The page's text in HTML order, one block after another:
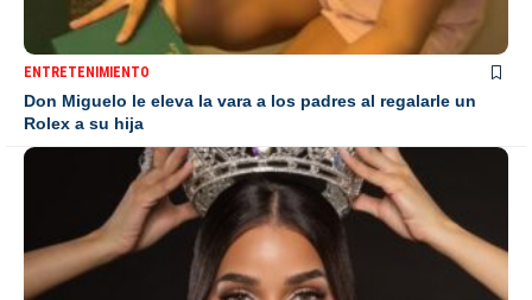
ENTRETENIMIENTO
Don Miguelo le eleva la vara a los padres al regalarle un
Rolex a su hija